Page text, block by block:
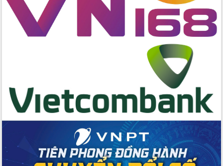
Hội nghị chia sẻ kinh nghiệm, chuyển
giao kỹ thuật y tế, định hướng phát
triển chuyên sâu đến 2030
Chuyển đổi số mở ra không gian phát
trương tái thiết cuộc sống người dân
sau thiên tai
chức sản xuất sầu riêng theo hướng
Đẩy nhanh công tác khắc phục, ổn
định đời sống Nhân dân sau bão số 13